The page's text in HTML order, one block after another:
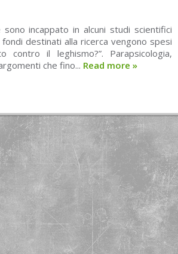
incappato in alcuni studi scientifici
destinati alla ricerca vengono spesi
il leghismo?”. Parapsicologia,
che fino... Read more »